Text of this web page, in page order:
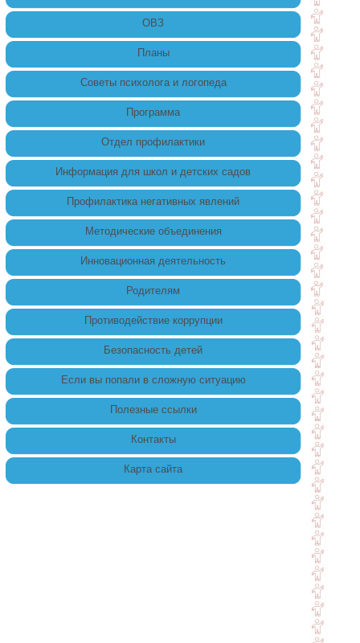
ОВЗ
Планы
Советы психолога и логопеда
Программа
Отдел профилактики
Информация для школ и детских садов
Профилактика негативных явлений
Методические объединения
Инновационная деятельность
Родителям
Противодействие коррупции
Безопасность детей
Если вы попали в сложную ситуацию
Полезные ссылки
Контакты
Карта сайта